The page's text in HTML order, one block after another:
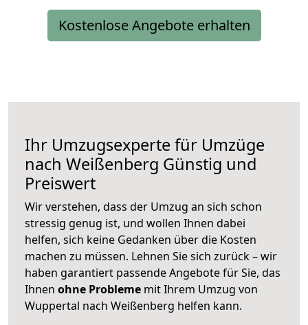
Kostenlose Angebote erhalten
Ihr Umzugsexperte für Umzüge
nach Weißenberg Günstig und
Preiswert
Wir verstehen, dass der Umzug an sich schon
stressig genug ist, und wollen Ihnen dabei
helfen, sich keine Gedanken über die Kosten
machen zu müssen. Lehnen Sie sich zurück – wir
haben garantiert passende Angebote für Sie, das
Ihnen ohne Probleme mit Ihrem Umzug von
Wuppertal nach Weißenberg helfen kann.